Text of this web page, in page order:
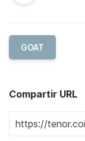
GOAT
Compartir URL